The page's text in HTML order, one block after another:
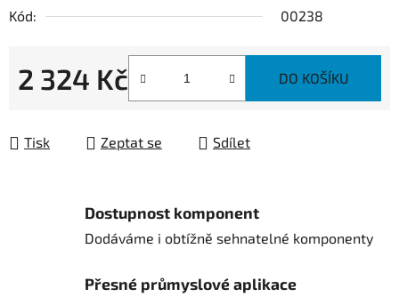
Kód:
00238
2 324 Kč DO KOŠÍKU
Tisk Zeptat se Sdílet
Dostupnost komponent
Dodáváme i obtížně sehnatelné komponenty
Přesné průmyslové aplikace